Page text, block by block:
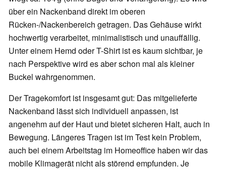
über ein Nackenband direkt im oberen
Rücken-/Nackenbereich getragen. Das Gehäuse wirkt
hochwertig verarbeitet, minimalistisch und unauffällig.
Unter einem Hemd oder T-Shirt ist es kaum sichtbar, je
nach Perspektive wird es aber schon mal als kleiner
Buckel wahrgenommen.
Der Tragekomfort ist insgesamt gut: Das mitgelieferte
Nackenband lässt sich individuell anpassen, ist
angenehm auf der Haut und bietet sicheren Halt, auch in
Bewegung. Längeres Tragen ist im Test kein Problem,
auch bei einem Arbeitstag im Homeoffice haben wir das
mobile Klimagerät nicht als störend empfunden. Je